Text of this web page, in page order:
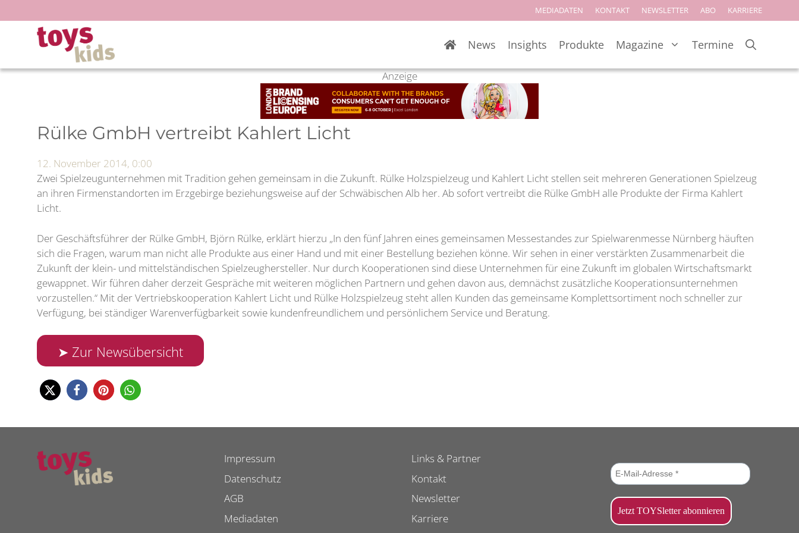
Inhalt
springen
MEDIADATEN KONTAKT NEWSLETTER ABO KARRIERE
News Insights Produkte Magazine Termine
Anzeige
Rülke GmbH vertreibt Kahlert Licht
12. November 2014, 0:00
Zwei Spielzeugunternehmen mit Tradition gehen gemeinsam in die Zukunft. Rülke Holzspielzeug und Kahlert Licht stellen seit mehreren Generationen Spielzeug
an ihren Firmenstandorten im Erzgebirge beziehungsweise auf der Schwäbischen Alb her. Ab sofort vertreibt die Rülke GmbH alle Produkte der Firma Kahlert
Licht.
Der Geschäftsführer der Rülke GmbH, Björn Rülke, erklärt hierzu „In den fünf Jahren eines gemeinsamen Messestandes zur Spielwarenmesse Nürnberg häuften
sich die Fragen, warum man nicht alle Produkte aus einer Hand und mit einer Bestellung beziehen könne. Wir sehen in einer verstärkten Zusammenarbeit die
Zukunft der klein- und mittelständischen Spielzeughersteller. Nur durch Kooperationen sind diese Unternehmen für eine Zukunft im globalen Wirtschaftsmarkt
gewappnet. Wir führen daher derzeit Gespräche mit weiteren möglichen Partnern und gehen davon aus, demnächst zusätzliche Kooperationsunternehmen
vorzustellen.“ Mit der Vertriebskooperation Kahlert Licht und Rülke Holzspielzeug steht allen Kunden das gemeinsame Komplettsortiment noch schneller zur
Verfügung, bei ständiger Warenverfügbarkeit sowie kundenfreundlichem und persönlichem Service und Beratung.
➤ Zur Newsübersicht
Impressum
Datenschutz
AGB
Mediadaten
Links & Partner
Kontakt
Newsletter
Karriere